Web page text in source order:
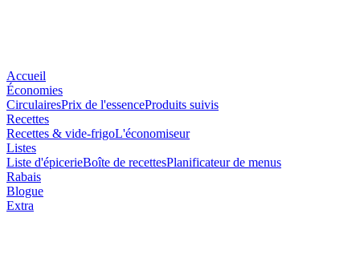
Accueil
Économies
CirculairesPrix de l'essenceProduits suivis
Recettes
Recettes & vide-frigoL'économiseur
Listes
Liste d'épicerieBoîte de recettesPlanificateur de menus
Rabais
Blogue
Extra